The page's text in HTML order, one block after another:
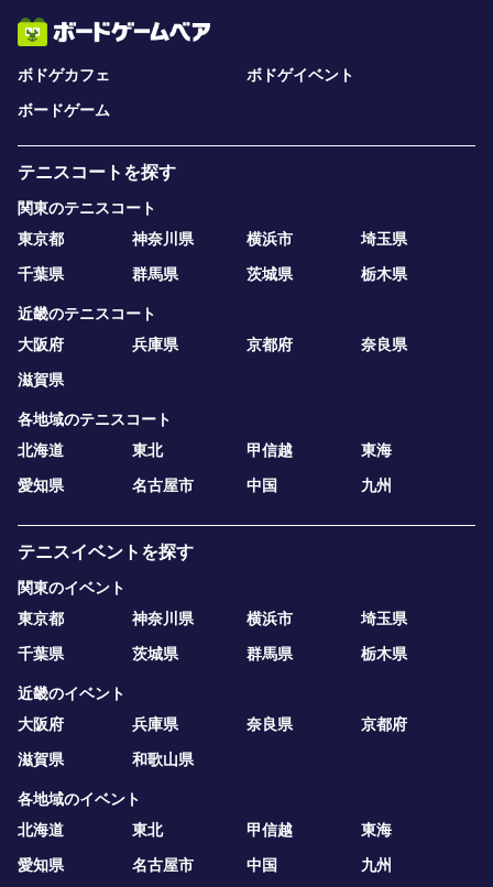
ボドゲカフェ
ボドゲイベント
ボードゲーム
テニスコートを探す
関東のテニスコート
東京都
神奈川県 横浜市
埼玉県
千葉県
群馬県 茨城県 栃木県
近畿のテニスコート
大阪府
兵庫県 京都府
奈良県
滋賀県
各地域のテニスコート
北海道
東北 甲信越
東海
愛知県
名古屋市 中国 九州
テニスイベントを探す
関東のイベント
東京都
神奈川県 横浜市
埼玉県
千葉県
茨城県 群馬県 栃木県
近畿のイベント
大阪府
兵庫県 奈良県
京都府
滋賀県
和歌山県
各地域のイベント
北海道
東北 甲信越
東海
愛知県
名古屋市 中国 九州